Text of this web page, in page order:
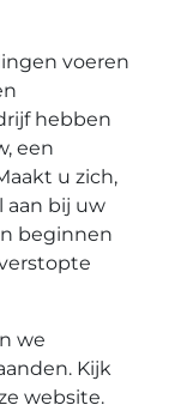
voeren
hebben
een
u zich,
aan bij uw
beginnen
we
Kijk
website.